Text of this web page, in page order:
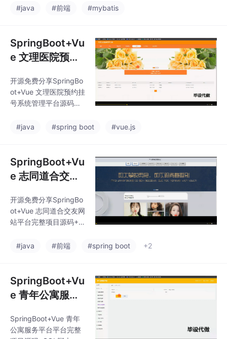
档】
Boot2+Vue3+MyBatis-
（通过*AIGC*）
#java #前端 #mybatis
SpringBoot+Vu
e 文理医院预约
台源码【适合毕
设/课设/学习】J
开源免费分享SpringBo
ot+Vue 文理医院预约挂
号系统管理平台源码
习】Java+MySQL可提
L、VueJS、ElementU
I、（Python或者Java
或者.NET）等等*功能
取详细的视频介绍
#java #spring boot #vue.js
SpringBoot+Vu
e 志同道合交友
目源码+SQL脚
本+接口文档【J
开源免费分享SpringBo
ot+Vue 志同道合交友网
站平台完整项目源码+S
va Web毕设】可提供说
ueJS、ElementUI、
（Python或者Java或
者.NET）等等*功能如
详细的视频介绍
#java #前端 #spring boot +2
SpringBoot+Vu
e 青年公寓服务
目源码+SQL脚
SpringBoot+Vue 青年
公寓服务平台平台完整